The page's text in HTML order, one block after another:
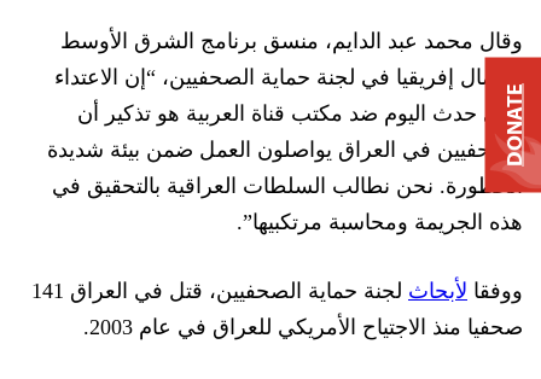
وقال محمد عبد الدايم، منسق برنامج الشرق الأوسط
وشمال إفريقيا في لجنة حماية الصحفيين، “إن الاعتداء
الذي حدث اليوم ضد مكتب قناة العربية هو تذكير أن
الصحفيين في العراق يواصلون العمل ضمن بيئة شديدة
الخطورة. نحن نطالب السلطات العراقية بالتحقيق في
هذه الجريمة ومحاسبة مرتكبيها”.
ووفقا لأبحاث
لجنة حماية الصحفيين، قتل في العراق 141
صحفيا منذ الاجتياح الأمريكي للعراق في عام 2003.
DONATE